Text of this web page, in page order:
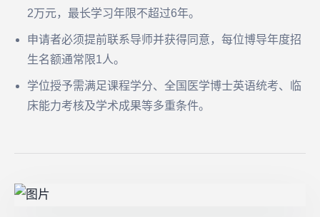
2万元，最长学习年限不超过6年。
申请者必须提前联系导师并获得同意，每位博导年度招
生名额通常限1人。
学位授予需满足课程学分、全国医学博士英语统考、临
床能力考核及学术成果等多重条件。